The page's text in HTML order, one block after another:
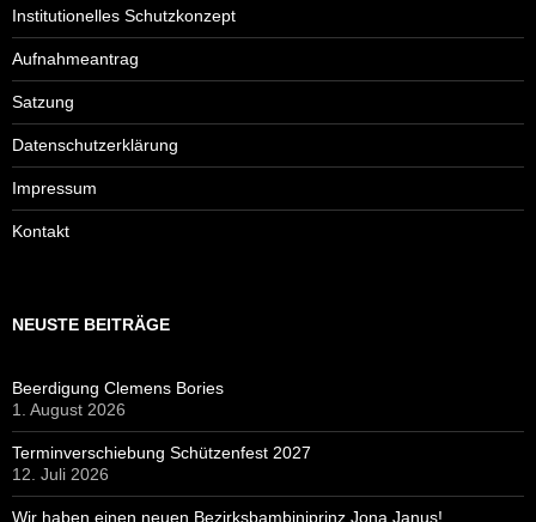
Institutionelles Schutzkonzept
Aufnahmeantrag
Satzung
Datenschutzerklärung
Impressum
Kontakt
NEUSTE BEITRÄGE
Beerdigung Clemens Bories
1. August 2026
Terminverschiebung Schützenfest 2027
12. Juli 2026
Wir haben einen neuen Bezirksbambiniprinz Jona Janus!